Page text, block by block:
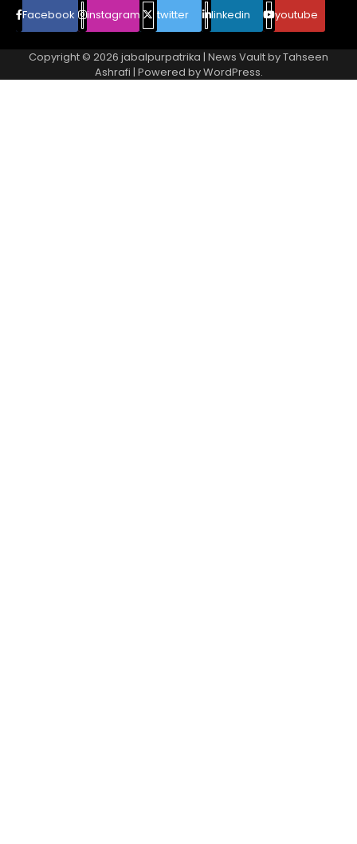
Facebook instagram twitter linkedin youtube
Copyright © 2026 jabalpurpatrika | News Vault byTahseen
Ashrafi | Powered byWordPress.